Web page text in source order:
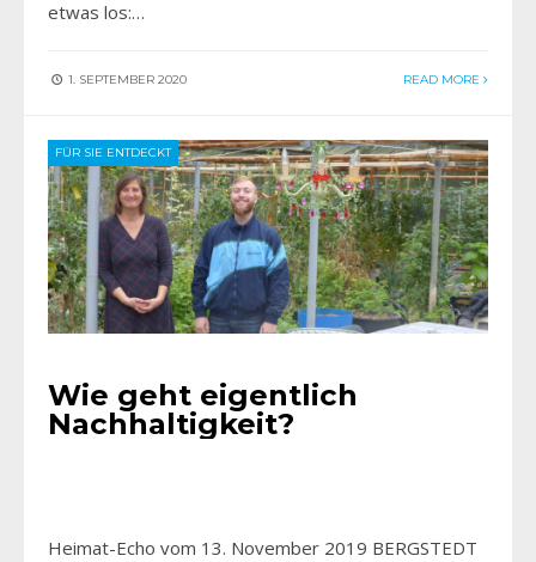
etwas los:…
1. SEPTEMBER 2020 READ MORE
FÜR SIE ENTDECKT
Wie geht eigentlich
Nachhaltigkeit?
Heimat-Echo vom 13. November 2019 BERGSTEDT